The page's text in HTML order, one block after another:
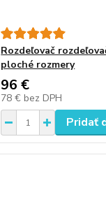
Rozdeľovač
ploché rozmery
96 €
78 € bez DPH
Pridať